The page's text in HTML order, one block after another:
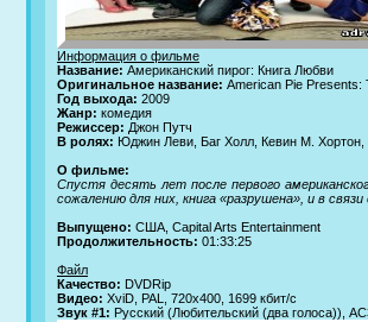
Информация о фильме
Название: Американский пирог: Книга Любви
Оригинальное название: American Pie Presents:
Год выхода: 2009
Жанр: комедия
Режисcер: Джон Путч
В ролях: Юджин Леви, Баг Холл, Кевин М.
О фильме:
Спустя десять лет после первого
сожалению для них, книга «разрушена», и в
Выпущено: США, Capital Arts Entertainment
Продолжительность: 01:33:25
Файл
Качество: DVDRip
Видео: XviD, PAL, 720x400, 1699 кбит/с
Звук #1: Русский (Любительский (два голоса)),